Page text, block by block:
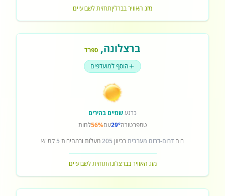
מזג האוויר בברליןתחזית לשבועיים
ברצלונה, ספרד
הוסף למועדפים
כרגעשמיים בהירים
טמפרטורה29°עם56%לחות
רוח דרום-דרום מערביתבכיוון 205מעלות ובמהירות 5 קמ"ש
מזג האוויר בברצלונהתחזית לשבועיים